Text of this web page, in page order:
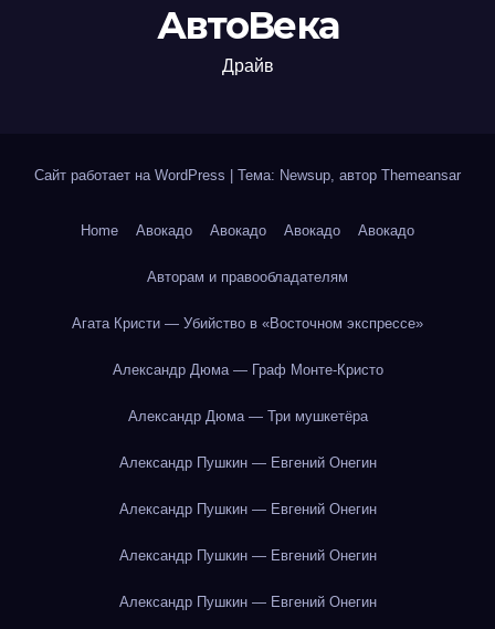
АвтоВека
Драйв
Сайт работает на WordPress | Тема: Newsup, автор Themeansar
Home Авокадо Авокадо Авокадо Авокадо
Авторам и правообладателям
Агата Кристи — Убийство в «Восточном экспрессе»
Александр Дюма — Граф Монте-Кристо
Александр Дюма — Три мушкетёра
Александр Пушкин — Евгений Онегин
Александр Пушкин — Евгений Онегин
Александр Пушкин — Евгений Онегин
Александр Пушкин — Евгений Онегин